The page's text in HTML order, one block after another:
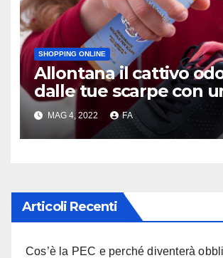
SHOPPING ONLINE
Allontana il cattivo
dalle tue scarpe con
deodorante naturale
MAG 4, 2022 FA
Articoli Recenti
Cos’è la PEC e perché diventerà